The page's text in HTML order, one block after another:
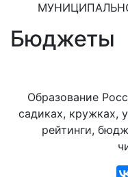
Бюджеты
Образование
садиках, кружках,
рейтинги,